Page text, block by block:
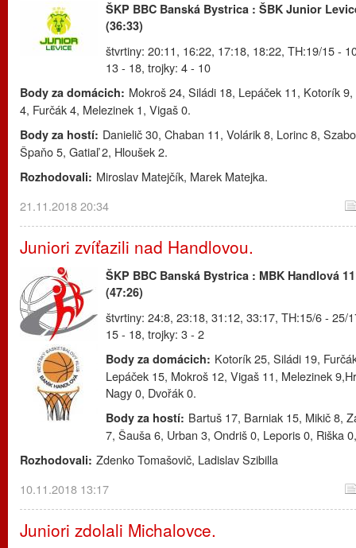
ŠKP BBC Banská Bystrica : ŠBK Junior
(36:33)
štvrtiny: 20:11, 16:22, 17:18, 18:22, TH:19/15 -
13 - 18, trojky: 4 - 10
Body za domácich: Mokroš 24, Siládi 18, Lepáček 11, Kotorík
4, Furčák 4, Melezinek 1, Vigaš 0.
Body za hostí: Danielič 30, Chaban 11, Volárik 8, Lorinc 8,
Špaňo 5, Gatiaľ 2, Hloušek 2.
Rozhodovali: Miroslav Matejčík, Marek Matejka.
21.11.2018 20:34
Juniori zvíťazili nad Handlovou.
ŠKP BBC Banská Bystrica : MBK Handlová
(47:26)
štvrtiny: 24:8, 23:18, 31:12, 33:17, TH:15/6 - 25/
15 - 18, trojky: 3 - 2
Body za domácich: Kotorík 25, Siládi 19,
Lepáček 15, Mokroš 12, Vigaš 11, Melezinek
Nagy 0, Dvořák 0.
Body za hostí: Bartuš 17, Barniak 15, Mikič 8,
7, Šauša 6, Urban 3, Ondriš 0, Leporis 0, Riška
Rozhodovali: Zdenko Tomašovič, Ladislav Szibilla
10.11.2018 13:17
Juniori zdolali Michalovce.